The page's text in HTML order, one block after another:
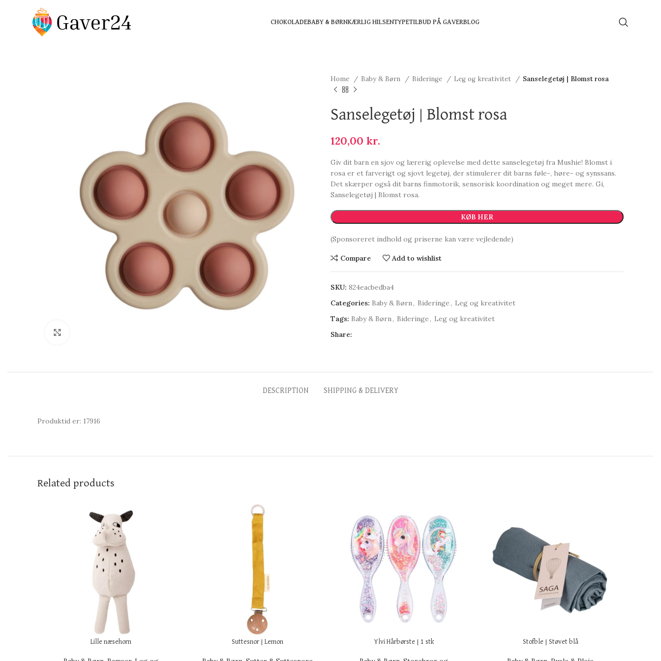
CHOKOLADEBABY & BØRNKÆRLIG HILSENTYPETILBUD PÅ GAVERBLOG
Home Baby & Børn Bideringe Leg og kreativitet Sanselegetøj | Blomst rosa
Sanselegetøj | Blomst rosa
120,00 kr.
Giv dit barn en sjov og lærerig oplevelse med dette sanselegetøj fra Mushie! Blomst i
rosa er et farverigt og sjovt legetøj, der stimulerer dit barns føle-, høre- og synssans.
Det skærper også dit barns finmotorik, sensorisk koordination og meget mere. Gi,
Sanselegetøj | Blomst rosa.
KØB HER
(Sponsoreret indhold og priserne kan være vejledende)
Compare Add to wishlist
SKU: 824eacbedba4
Categories: Baby & Børn, Bideringe, Leg og kreativitet
Tags: Baby & Børn, Bideringe, Leg og kreativitet
Share:
DESCRIPTION SHIPPING & DELIVERY
Produktid er: 17916
Related products
Lille næsehorn Suttesnor | Lemon Ylvi Hårbørste | 1 stk Stofble | Støvet blå